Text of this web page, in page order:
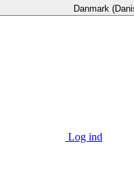
Danmark
Log ind